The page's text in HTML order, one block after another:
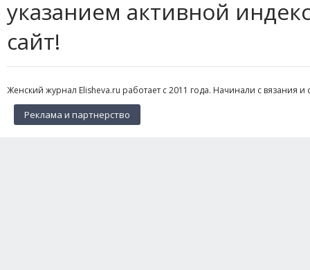
указанием активной
сайт!
Женский журнал Elisheva.ru работает с 2011 года. Начинали с вязания
Реклама и партнерство